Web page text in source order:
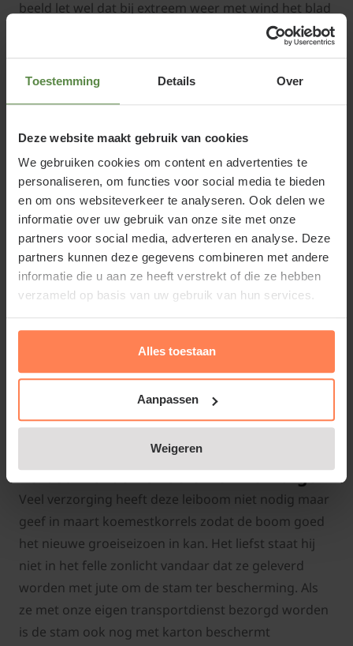
Toestemming Details Over
Deze website maakt gebruik van cookies
We gebruiken cookies om content en advertenties te
personaliseren, om functies voor social media te bieden
en om ons websiteverkeer te analyseren. Ook delen we
informatie over uw gebruik van onze site met onze
partners voor social media, adverteren en analyse. Deze
partners kunnen deze gegevens combineren met andere
informatie die u aan ze heeft verstrekt of die ze hebben
verzameld op basis van uw gebruik van hun services.
Alles toestaan
Aanpassen
Weigeren
beeld let wel dat bij extreem weer met wind het blad
toch kan vallen dat is niet helemaal te sturen. De
ook niet aan te raden de leibeuk groeit veel minder
maakt.
Wij adviseren aanplantgrond toe te voegen bij
aanplant daar zit een wortelstimulator in
toegevoegd en dat werkt perfect en de
overlevingskansen vele malen hoger op zich geen
zorg voor u want we geven aangroei garantie. Soms
word vivimus grond geadviseerd maar
betaalbaarder.
Leibeuk Groen snoeien en verzorgen
Veel verzorging heeft deze leiboom niet nodig maar
geef in maart koemestkorrels zodat de boom goed
het nieuwe groeiseizoen in kan. Het liefst staat hij
niet in het felle zonlicht vandaar dat ze geleverd
worden met jute om de stam ter bescherming. Als
ze met onze eigen transportdienst bezorgd worden
is de stam ook nog met karton beschermt